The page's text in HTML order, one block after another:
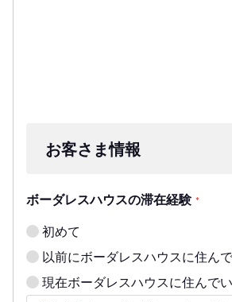
お客さま情報
ボーダレスハウスの滞在経験 *
初めて
以前にボーダレスハウスに住ん
現在ボーダレスハウスに住んで